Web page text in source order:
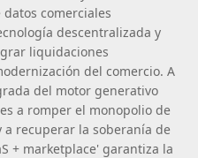
comerciales
descentralizada y
liquidaciones
del comercio. A
del motor generativo
a romper el monopolio de
recuperar la soberanía de
+ marketplace' garantiza la